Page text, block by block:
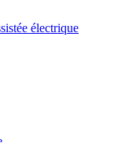
électrique